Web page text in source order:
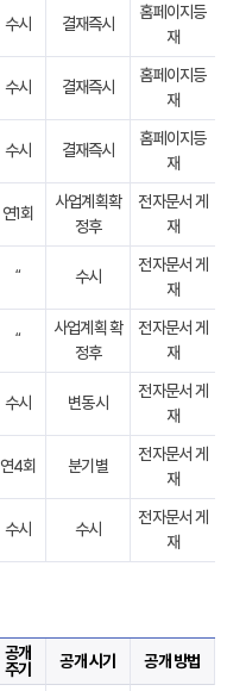
수시 결재즉시
홈페이지등
재
수시 결재즉시
홈페이지등
재
수시 결재즉시
홈페이지등
재
연1회
사업계획확
정후
전자문서 게
재
“ 수시
전자문서 게
재
“
사업계획 확
정후
전자문서 게
재
수시 변동시
전자문서 게
재
연4회 분기별
전자문서 게
재
수시 수시
전자문서 게
재
공개
주기 공개 시기 공개 방법